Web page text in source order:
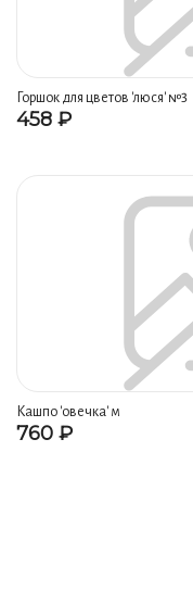
Горшок для цветов 'люся' №3
458 ₽
Кашпо 'овечка' м
760 ₽